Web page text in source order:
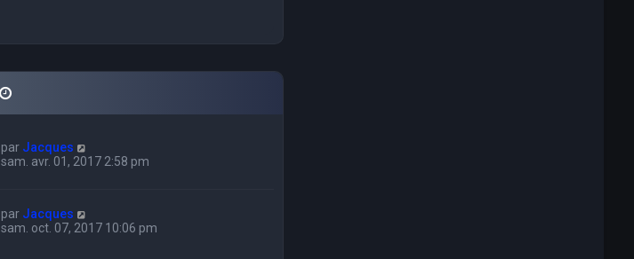
par Jacques
sam. avr. 01, 2017 2:58 pm
par Jacques
sam. oct. 07, 2017 10:06 pm